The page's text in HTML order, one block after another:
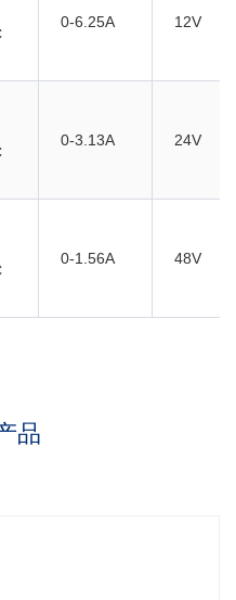
0-6.25A 12V
0-3.13A 24V
0-1.56A 48V
品